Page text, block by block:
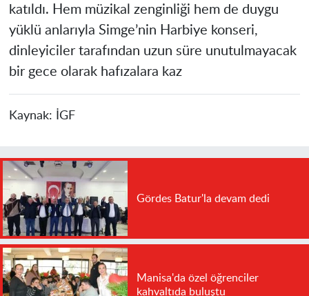
katıldı. Hem müzikal zenginliği hem de duygu
yüklü anlarıyla Simge’nin Harbiye konseri,
dinleyiciler tarafından uzun süre unutulmayacak
bir gece olarak hafızalara kaz
Kaynak: İGF
Gördes Batur'la devam dedi
Manisa'da özel öğrenciler
kahvaltıda buluştu